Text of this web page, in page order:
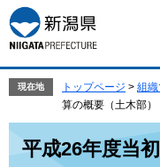
ー
ジ
の
で
す。
ニ
ュ
ー
ば
現在地 トップページ > 組
算の概要（土木部）
平成26年度当